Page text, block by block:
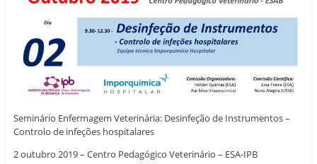
Seminário Enfermagem Veterinária: Desinfeção de Instrumentos –
Controlo de infeções hospitalares
2 outubro 2019 – Centro Pedagógico Veterinário – ESA-IPB